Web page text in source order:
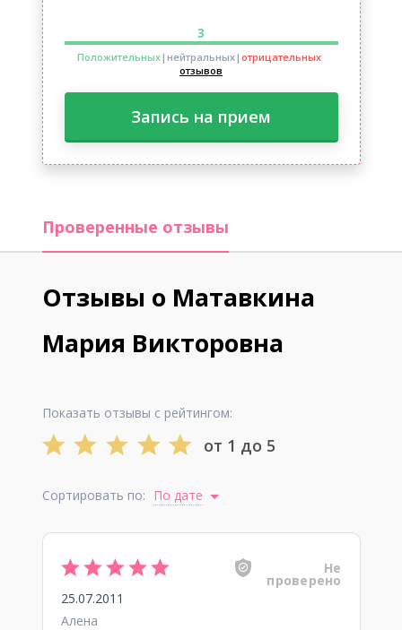
3
Положительных|нейтральных| отрицательных
отзывов
Запись на прием
Проверенные отзывы
Отзывы о Матавкина
Мария Викторовна
Показать отзывы с рейтингом:
от 1 до 5
Сортировать по: По дате
Не
проверено
25.07.2011
Алена